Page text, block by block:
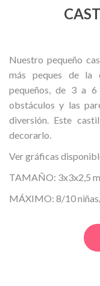
Nuestro pequeño
más peques de la
pequeños, de 3 a
obstáculos y las
diversión. Este
decorarlo.
Ver gráficas
TAMAÑO: 3x3x2,5
MÁXIMO: 8/10